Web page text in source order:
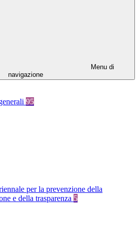
Menu di
navigazione
95
per la prevenzione della
e della trasparenza 5